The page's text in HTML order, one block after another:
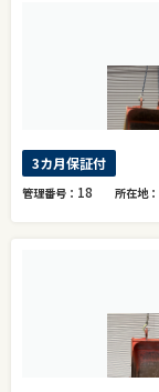
3カ月保証付
管理番号 18 所在地